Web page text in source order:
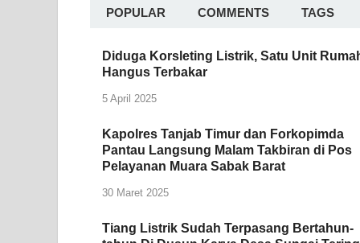
POPULAR COMMENTS TAGS
Diduga Korsleting Listrik, Satu Unit
Hangus Terbakar
5 April 2025
Kapolres Tanjab Timur dan Forkopimda
Pantau Langsung Malam Takbiran di Pos
Pelayanan Muara Sabak Barat
30 Maret 2025
Tiang Listrik Sudah Terpasang Bertahun-